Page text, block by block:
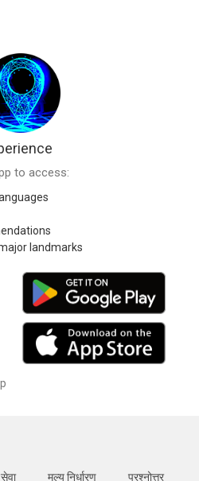
to access:
landmarks
सेवा मूल्य निर्धारण प्रश्नोत्तर